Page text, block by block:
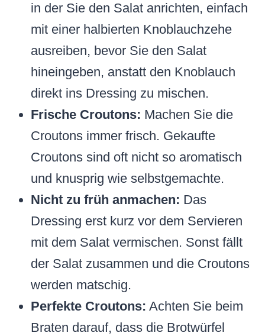
in der Sie den Salat anrichten, einfach
mit einer halbierten Knoblauchzehe
ausreiben, bevor Sie den Salat
hineingeben, anstatt den Knoblauch
direkt ins Dressing zu mischen.
Frische Croutons: Machen Sie die
Croutons immer frisch. Gekaufte
Croutons sind oft nicht so aromatisch
und knusprig wie selbstgemachte.
Nicht zu früh anmachen: Das
Dressing erst kurz vor dem Servieren
mit dem Salat vermischen. Sonst fällt
der Salat zusammen und die Croutons
werden matschig.
Perfekte Croutons: Achten Sie beim
Braten darauf, dass die Brotwürfel